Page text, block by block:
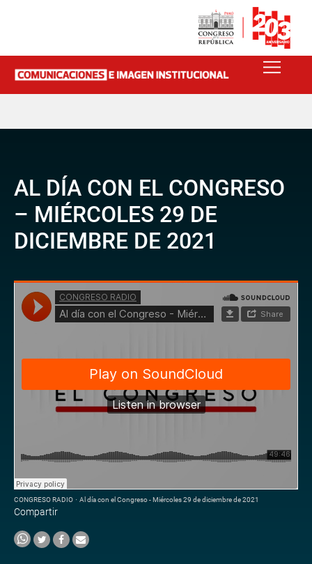
AL DÍA CON EL CONGRESO
– MIÉRCOLES 29 DE
DICIEMBRE DE 2021
CONGRESO RADIO · Al día con el Congreso - Miércoles 29 de diciembre de 2021
Compartir